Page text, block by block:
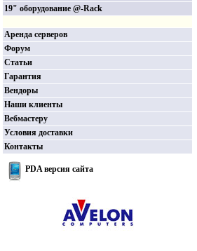
19" оборудование @-Rack
Аренда серверов
Форум
Статьи
Гарантия
Вендоры
Наши клиенты
Вебмастеру
Условия доставки
Контакты
PDA версия сайта